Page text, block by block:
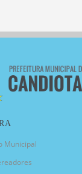
Municipal